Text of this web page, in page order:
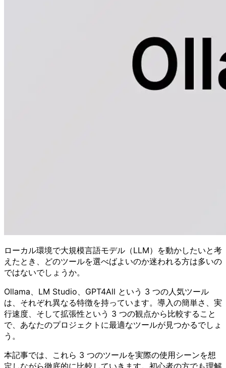
ローカル環境で大規模言語モデル（LLM）を動かしたいと考
えたとき、どのツールを選べばよいのか迷われる方は多いの
ではないでしょうか。
Ollama、LM Studio、GPT4All という 3 つの人気ツール
は、それぞれ異なる特徴を持っています。導入の簡単さ、実
行速度、そして拡張性という 3 つの観点から比較すること
で、あなたのプロジェクトに最適なツールが見つかるでしょ
う。
本記事では、これら 3 つのツールを実際の使用シーンを想